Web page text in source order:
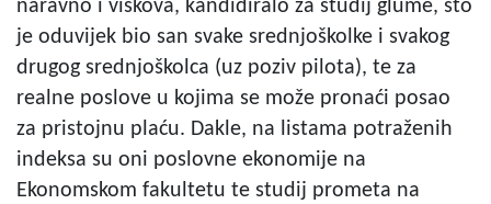
naravno i viškova, kandidiralo za studij glume, što
je oduvijek bio san svake srednjoškolke i svakog
drugog srednjoškolca (uz poziv pilota), te za
realne poslove u kojima se može pronaći posao
za pristojnu plaću. Dakle, na listama potraženih
indeksa su oni poslovne ekonomije na
Ekonomskom fakultetu te studij prometa na